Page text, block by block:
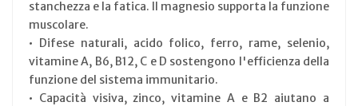
stanchezza e la fatica. Il magnesio supporta la funzione
muscolare.
• Difese naturali, acido folico, ferro, rame, selenio,
vitamine A, B6, B12, C e D sostengono l'efficienza della
funzione del sistema immunitario.
• Capacità visiva, zinco, vitamine A e B2 aiutano a